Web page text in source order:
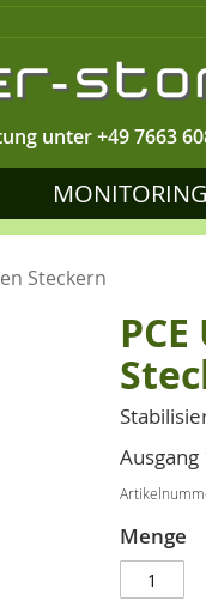
unter+49 7663
MONITORING
Steckern
Ausgang
Menge